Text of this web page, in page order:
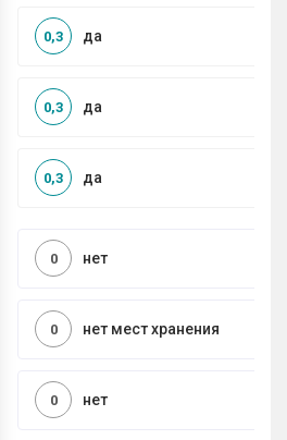
да
0,3
да
0,3
да
0,3
нет
0
нет мест хранения
0
нет
0